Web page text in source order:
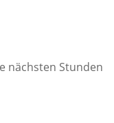
nächsten Stunden